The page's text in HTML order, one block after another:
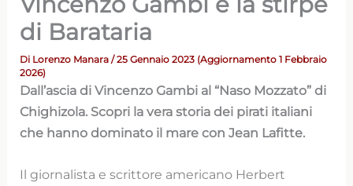
di Barataria
Di Lorenzo Manara/ 25 Gennaio 2023 (Aggiornamento 1 Febbraio
2026)
Dall’ascia di Vincenzo Gambi al “Naso Mozzato” di
Chighizola. Scopri la vera storia dei pirati italiani
che hanno dominato il mare con Jean Lafitte.
Il giornalista e scrittore americano Herbert